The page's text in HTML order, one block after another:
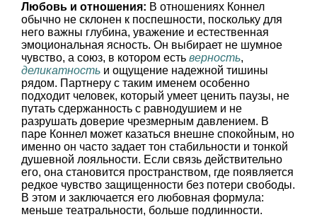
Любовь и отношения: В отношениях Коннел
обычно не склонен к поспешности, поскольку для
него важны глубина, уважение и естественная
эмоциональная ясность. Он выбирает не шумное
чувство, а союз, в котором есть верность,
деликатность и ощущение надежной тишины
рядом. Партнеру с таким именем особенно
подходит человек, который умеет ценить паузы, не
путать сдержанность с равнодушием и не
разрушать доверие чрезмерным давлением. В
паре Коннел может казаться внешне спокойным, но
именно он часто задает тон стабильности и тонкой
душевной лояльности. Если связь действительно
его, она становится пространством, где появляется
редкое чувство защищенности без потери свободы.
В этом и заключается его любовная формула:
меньше театральности, больше подлинности.